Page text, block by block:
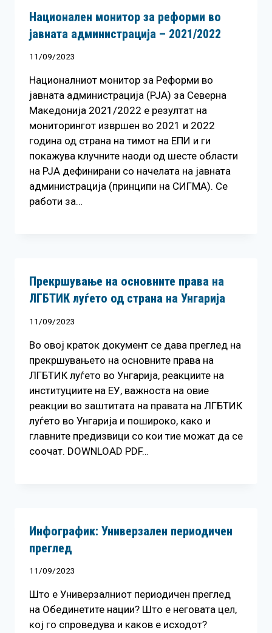
Национален монитор за реформи во
јавната администрација – 2021/2022
11/09/2023
Националниот монитор за Реформи во
јавната администрација (РЈА) за Северна
Македонија 2021/2022 е резултат на
мониторингот извршен во 2021 и 2022
година од страна на тимот на ЕПИ и ги
покажува клучните наоди од шесте области
на РЈА дефинирани со начелата на јавната
администрација (принципи на СИГМА). Се
работи за…
Прекршување на основните права на
ЛГБТИК луѓето од страна на Унгарија
11/09/2023
Во овој краток документ се дава прeглед на
прекршувањето на основните права на
ЛГБТИК луѓето во Унгарија, реакциите на
институциите на ЕУ, важноста на овие
реакции во заштитата на правата на ЛГБТИК
луѓето во Унгарија и пошироко, како и
главните предизвици со кои тие можат да се
соочат. DOWNLOAD PDF…
Инфографик: Универзален периодичен
преглед
11/09/2023
Што е Универзалниот периодичен преглед
на Обединетите нации? Што е неговата цел,
кој го спроведува и каков е исходот?